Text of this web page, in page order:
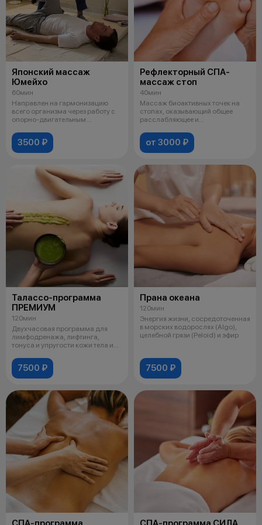
Японский массаж
Юмейхо
60мин
Направлен на гармонизацию
всего организма через работу с
опорно-двигательным
3500 ₽
Рефлекторный СПА-
массаж стоп
40мин
Массаж биоактивных точек на
стопах, оказывающий общее
расслабляющее и
от 3000 ₽
Талассо-программа
ПРЕМИУМ
120мин
Двухчасовая программа для
лимфодренажа, лифтинга,
тонуса и упругости кожи тела и
7500 ₽
Прана океана
120мин
Энергия жизни, сосредоточенная
в морских водорослях (Algo),
целебной грязи (Peloid) и эфир
7500 ₽